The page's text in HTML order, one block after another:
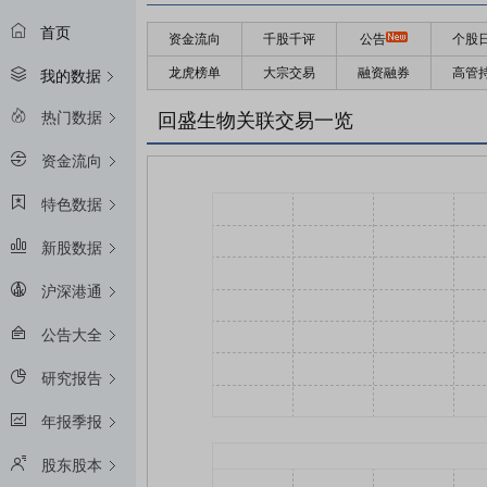
首页
我的数据
热门数据
资金流向
特色数据
新股数据
沪深港通
公告大全
研究报告
年报季报
股东股本
资金流向 千股千评 公告 个股
龙虎榜单 大宗交易 融资融券 高管
回盛生物关联交易一览